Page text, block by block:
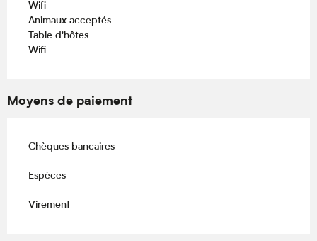
Wifi
Animaux acceptés
Table d'hôtes
Wifi
Moyens de paiement
Chèques bancaires
Espèces
Virement